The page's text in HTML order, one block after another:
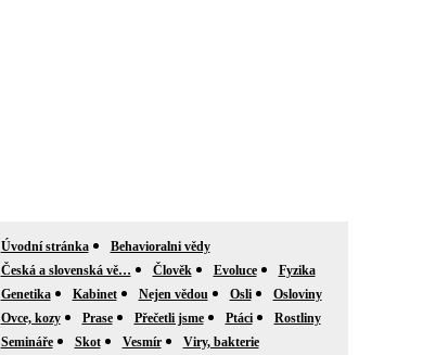
Úvodní stránka
Behavioralni vědy
Česká a slovenská vě…
Člověk Evoluce
Fyzika
Genetika
Kabinet Nejen vědou Osli
Osloviny
Ovce, kozy
Prase Přečetli jsme Ptáci
Rostliny
Semináře
Skot Vesmír
Viry, bakterie